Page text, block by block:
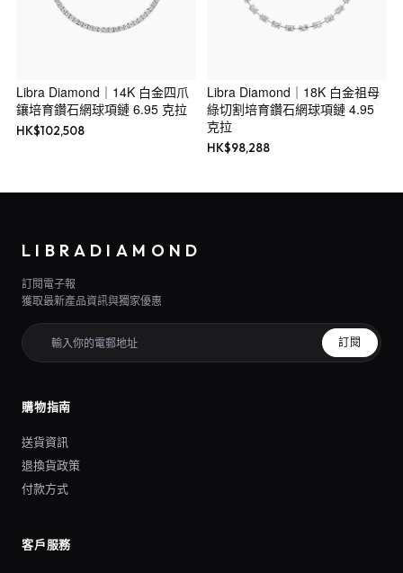
Libra Diamond｜14K 白金四爪
鑲培育鑽石網球項鏈 6.95 克拉
HK$102,508
Libra Diamond｜18K 白金祖母
綠切割培育鑽石網球項鏈 4.95
克拉
HK$98,288
LIBRADIAMOND
訂閱電子報
獲取最新產品資訊與獨家優惠
訂閱
購物指南
送貨資訊
退換貨政策
付款方式
客戶服務